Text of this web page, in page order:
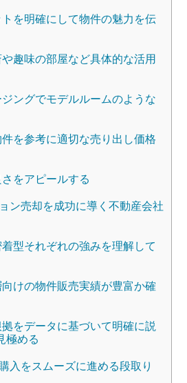
を明確にして物件の魅力を伝
趣味の部屋など具体的な活用
ングでモデルルームのような
を参考に適切な売り出し価格
をアピールする
ン売却を成功に導く不動産会社
型それぞれの強みを理解して
けの物件販売実績が豊富か確
をデータに基づいて明確に説
極める
入をスムーズに進める段取り